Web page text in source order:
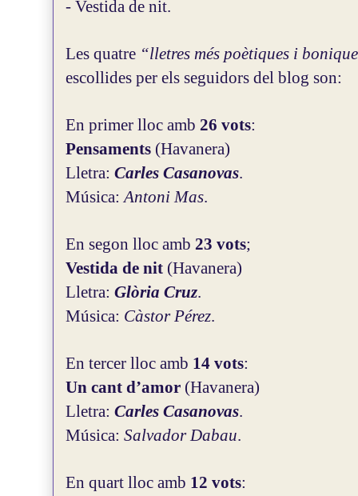
- Vestida de nit.
Les quatre “lletres més poètiques i
escollides per els seguidors del blog son:
En primer lloc amb 26 vots:
Pensaments (Havanera)
Lletra: Carles Casanovas.
Música:Antoni Mas.
En segon lloc amb 23 vots;
Vestida de nit (Havanera)
Lletra: Glòria Cruz.
Música: Càstor Pérez.
En tercer lloc amb 14 vots:
Un cant d’amor (Havanera)
Lletra: Carles Casanovas.
Música: Salvador Dabau.
En quart lloc amb 12 vots: